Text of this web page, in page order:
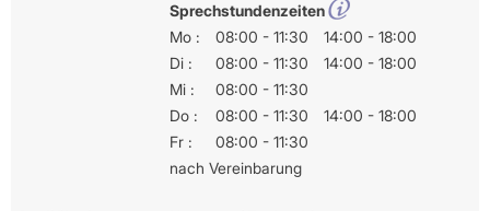
Sprechstundenzeiten
Mo :
08:00 - 11:30
14:00 - 18:00
Di :
08:00 - 11:30
14:00 - 18:00
Mi :
08:00 - 11:30
Do :
08:00 - 11:30
14:00 - 18:00
Fr :
08:00 - 11:30
nach Vereinbarung